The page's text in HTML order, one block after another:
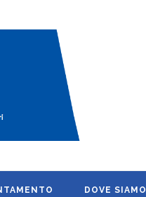
DOVE SIAMO